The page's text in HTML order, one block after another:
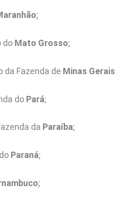
;
do Mato Grosso;
da Fazenda de Minas Gerais
do Pará;
da Paraíba;
Paraná;
;